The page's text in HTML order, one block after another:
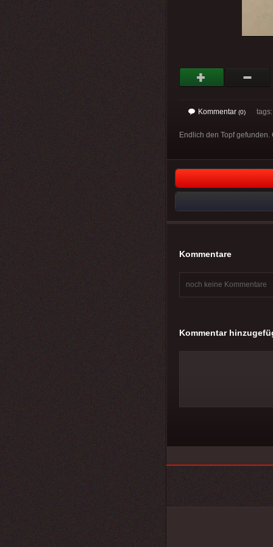
Kommentar (0)
Endlich den Topf
Kommentare
noch keine Kommentare
Kommentar